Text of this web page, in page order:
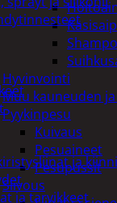
Hyvinvointi
Muu kauneuden
Pyykinpesu
Kuivaus
Pesuaineet
Pesupussit
Siivous
ja
ja tarvikkeet